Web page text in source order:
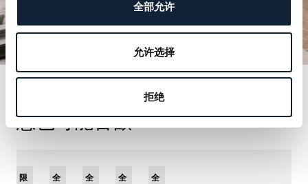
全部允许
允许选择
拒绝
您也可能喜歡
限
全
全
全
全